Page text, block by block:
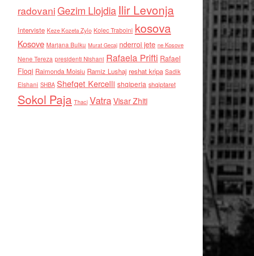
radovaniGezim Llojdia Ilir Levonja
Interviste Keze Kozeta Zylo Kolec Traboini kosova
Kosove Marjana Bulku Murat Gecaj nderroi jete ne Kosove
Nene Tereza presidenti Nishani Rafaela Prifti Rafael
Floqi Raimonda Moisiu Ramiz Lushaj reshat kripa Sadik
Elshani SHBA Shefqet Kercelli shqiperia shqiptaret
Sokol Paja Thaci VatraVisar Zhiti